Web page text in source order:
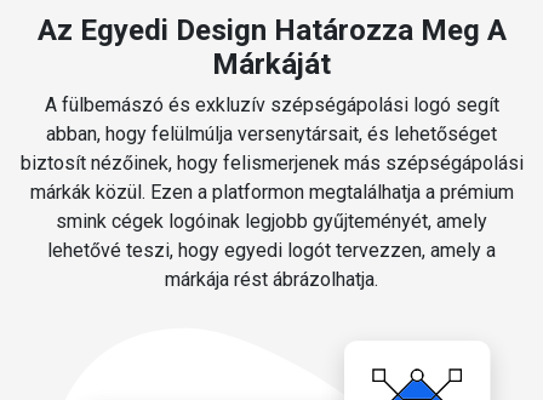
Az Egyedi Design Határozza Meg A
Márkáját
A fülbemászó és exkluzív szépségápolási logó segít
abban, hogy felülmúlja versenytársait, és lehetőséget
biztosít nézőinek, hogy felismerjenek más szépségápolási
márkák közül. Ezen a platformon megtalálhatja a prémium
smink cégek logóinak legjobb gyűjteményét, amely
lehetővé teszi, hogy egyedi logót tervezzen, amely a
márkája rést ábrázolhatja.